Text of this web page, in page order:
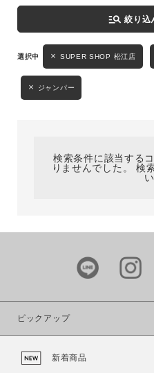
性別
MENS
ブランド
カラー
manage_search 絞り込
SUPER SHOP 松江店
ジャンパー
検索条件に該当する
りませんでした。 検
い
ピックアップ
新着商品